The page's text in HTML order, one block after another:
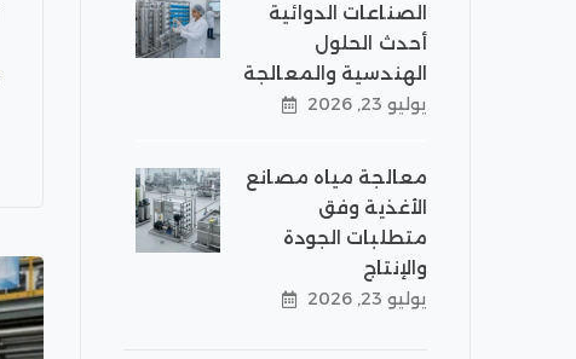
الصناعات الدوائية
أحدث الحلول
الهندسية والمعالجة
يوليو 23, 2026
معالجة مياه مصانع
الأغذية وفق
متطلبات الجودة
والإنتاج
يوليو 23, 2026